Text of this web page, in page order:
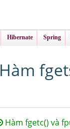
Hibernate Spring
Hàm
Hàm fgetc() và